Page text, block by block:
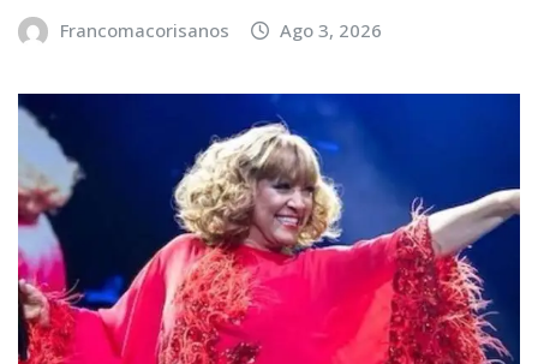
Francomacorisanos Ago 3, 2026